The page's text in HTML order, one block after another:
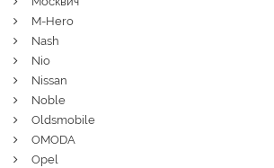
M-Hero
Nash
Nio
Nissan
Noble
Oldsmobile
OMODA
Opel